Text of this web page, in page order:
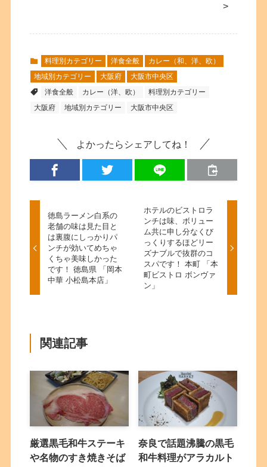
>
料理別カテゴリー 洋食全般
カレー（和、洋、欧）
地域別カテゴリー
大阪府
大阪市中央区
洋食全般
カレー（洋、欧）
料理別カテゴリー
大阪府
地域別カテゴリー 大阪市中央区
よかったらシェアしてね！
徳島ラーメン白系の
老舗の味は見た目と
は裏腹にしっかりパ
ンチが効いてめちゃ
くちゃ美味しかった
です！ 徳島県 「岡本
中華 小松島本店」
ホテルのビストロラ
ンチは味、ボリュー
ム共に申し分なくび
っくりするほどリー
ズナブルで抜群のコ
スパです！ 本町 「本
町ビストロ ボンヴァ
ン」
関連記事
厳選黒毛和牛ステーキ
や名物のすき焼きそば
奈良で話題沸騰の黒毛
和牛料理がアラカルト